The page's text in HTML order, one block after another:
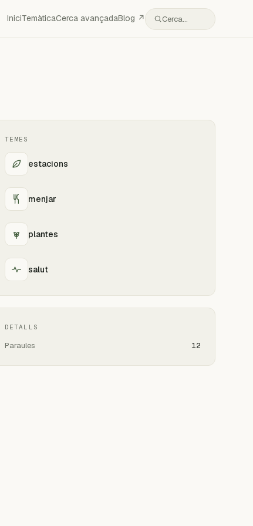
IniciTemàticaCerca avançadaBlog ↗ Cerca…
TEMES
estacions
menjar
plantes
salut
DETALLS
Paraules 12